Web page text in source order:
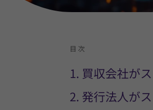
目次
1. 買収会社が
2. 発行法人が